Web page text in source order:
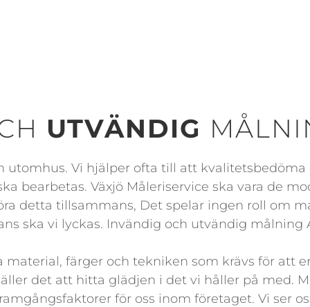
UTVÄNDIG
Vi hjälper ofta till att kvalitetsbedöma
bearbetas. Växjö Måleriservice ska vara de
detta tillsammans, Det spelar ingen roll om
ska vi lyckas. Invändig och utvändig målning
färger och tekniken som krävs för att
det att hitta glädjen i det vi håller på med.
för oss inom företaget. Vi ser